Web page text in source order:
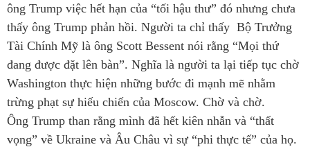
ông Trump việc hết hạn của “tối hậu thư” đó nhưng chưa
thấy ông Trump phản hồi. Người ta chỉ thấy Bộ Trưởng
Tài Chính Mỹ là ông Scott Bessent nói rằng “Mọi thứ
đang được đặt lên bàn”. Nghĩa là người ta lại tiếp tục chờ
Washington thực hiện những bước đi mạnh mẽ nhằm
trừng phạt sự hiếu chiến của Moscow. Chờ và chờ.
Ông Trump than rằng mình đã hết kiên nhẫn và “thất
vọng” về Ukraine và Âu Châu vì sự “phi thực tế” của họ.